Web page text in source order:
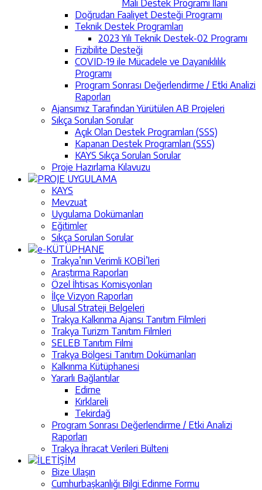
Mali Destek Programı İlanı
Doğrudan Faaliyet Desteği Programı
Teknik Destek Programları
2023 Yılı Teknik Destek-02 Programı
Fizibilite Desteği
COVID-19 ile Mücadele ve Dayanıklılık
Programı
Program Sonrası Değerlendirme / Etki Analizi
Raporları
Ajansımız Tarafından Yürütülen AB Projeleri
Sıkça Sorulan Sorular
Açık Olan Destek Programları (SSS)
Kapanan Destek Programları (SSS)
KAYS Sıkça Sorulan Sorular
Proje Hazırlama Kılavuzu
PROJE UYGULAMA
KAYS
Mevzuat
Uygulama Dokümanları
Eğitimler
Sıkça Sorulan Sorular
e-KÜTÜPHANE
Trakya’nın Verimli KOBİ’leri
Araştırma Raporları
Özel İhtisas Komisyonları
İlçe Vizyon Raporları
Ulusal Strateji Belgeleri
Trakya Kalkınma Ajansı Tanıtım Filmleri
Trakya Turizm Tanıtım Filmleri
SELEB Tanıtım Filmi
Trakya Bölgesi Tanıtım Dokümanları
Kalkınma Kütüphanesi
Yararlı Bağlantılar
Edirne
Kırklareli
Tekirdağ
Program Sonrası Değerlendirme / Etki Analizi
Raporları
Trakya İhracat Verileri Bülteni
İLETİŞİM
Bize Ulaşın
Cumhurbaşkanlığı Bilgi Edinme Formu